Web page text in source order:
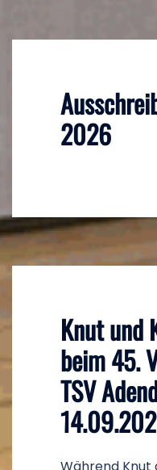
2026
Knut und
beim 45.
TSV
Während Knut